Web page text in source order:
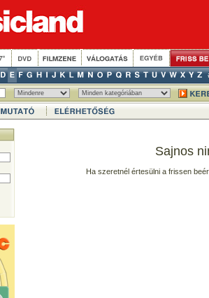
Sajnos
Ha szeretnél értesülni a frissen